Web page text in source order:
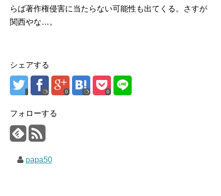
らば著作権侵害に当たらない可能性も出てくる。さすが
関西やな…。
シェアする
0 0
フォローする
papa50